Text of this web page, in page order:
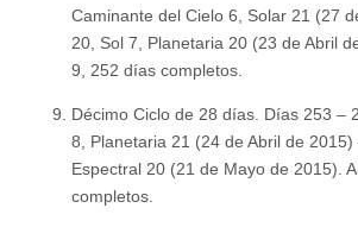
Caminante del Cielo 6, Solar 21 (27
20, Sol 7, Planetaria 20 (23 de Abril
9, 252 días completos.
Décimo Ciclo de 28 días. Días 253 –
8, Planetaria 21 (24 de Abril de 2015)
Espectral 20 (21 de Mayo de 2015).
completos.